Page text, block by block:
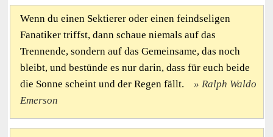
Wenn du einen Sektierer oder einen feindseligen
Fanatiker triffst, dann schaue niemals auf das
Trennende, sondern auf das Gemeinsame, das noch
bleibt, und bestünde es nur darin, dass für euch beide
die Sonne scheint und der Regen fällt.
Ralph Waldo
Emerson